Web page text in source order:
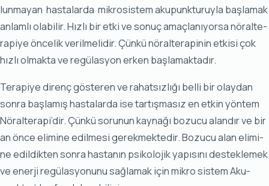
lun­ma­yan has­ta­lar­da mik­ro­sis­tem aku­punk­tu­ruy­la baş­la­mak
an­lam­lı ola­bi­lir. Hız­lı bir et­ki ve so­nuç amaç­la­nı­yor­sa nö­ral­te­
ra­pi­ye ön­ce­lik ve­ril­me­li­dir. Çün­kü nö­ral­te­ra­pi­nin et­ki­si çok
hız­lı ol­mak­ta ve re­gü­las­yon er­ken baş­la­mak­ta­dır.
Te­ra­pi­ye di­renç gös­te­ren ve ra­hat­sız­lı­ğı bel­li bir olay­dan
son­ra baş­la­mış has­ta­lar­da ise tar­tış­ma­sız en et­kin yön­tem
Nö­ral­te­ra­pi’dir. Çün­kü so­ru­nun kay­na­ğı bo­zu­cu alan­dır ve bir
an ön­ce eli­mi­ne edil­me­si ge­rek­mek­te­dir. Bo­zu­cu alan eli­mi­
ne edil­dik­ten son­ra has­ta­nın psi­ko­lo­jik ya­pı­sı­nı des­tek­le­mek
ve ener­ji re­gü­las­yo­nu­nu sağ­la­mak için mik­ro sis­tem Aku­